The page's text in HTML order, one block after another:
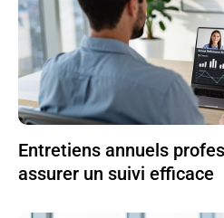
Entretiens annuels
assurer un suivi efficace